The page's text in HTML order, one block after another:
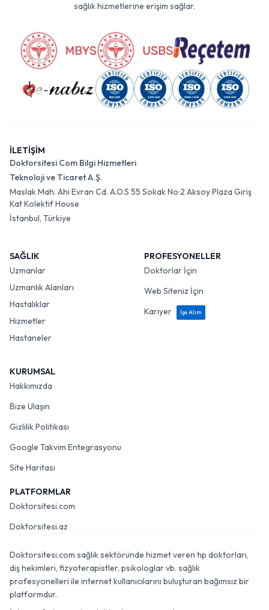
sağlık hizmetlerine erişim sağlar.
İLETİŞİM
Doktorsitesi Com Bilgi Hizmetleri
Teknoloji ve Ticaret A.Ş.
Maslak Mah. Ahi Evran Cd. A.O.S 55 Sokak No:2 Aksoy Plaza Giriş
Kat Kolektif House
İstanbul, Türkiye
SAĞLIK
Uzmanlar
Uzmanlık Alanları
Hastalıklar
Hizmetler
Hastaneler
PROFESYONELLER
Doktorlar İçin
Web Siteniz İçin
Kariyer
İşe Alım
KURUMSAL
Hakkımızda
Bize Ulaşın
Gizlilik Politikası
Google Takvim Entegrasyonu
Site Haritası
PLATFORMLAR
Doktorsitesi.com
Doktorsitesi.az
Doktorsitesi.com sağlık sektöründe hizmet veren tıp doktorları,
diş hekimleri, fizyoterapistler, psikologlar vb. sağlık
profesyonelleri ile internet kullanıcılarını buluşturan bağımsız bir
platformdur.